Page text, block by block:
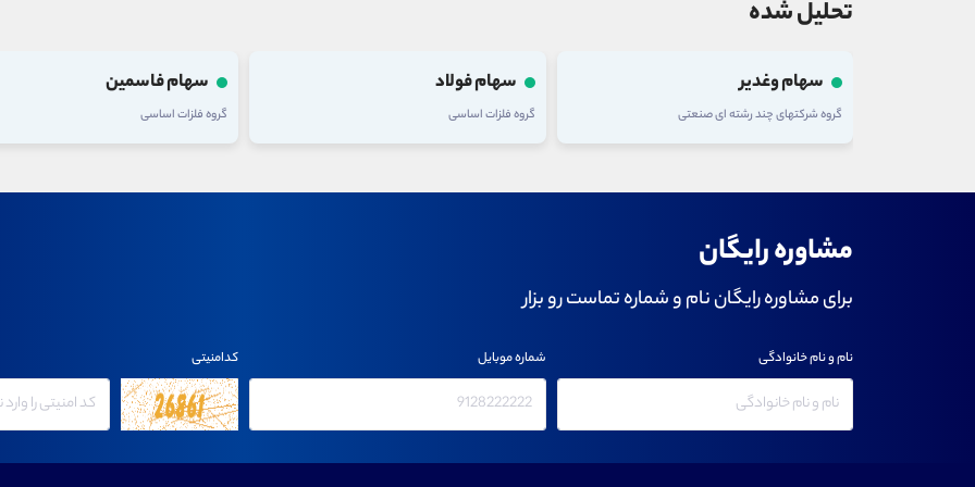
تحلیل شده
سهام وغدیر
گروه شرکتهای چند رشته ای صنعتی
سهام فولاد
گروه فلزات اساسی
سهام فاسمین
گروه فلزات اساسی
مشاوره رایگان
برای مشاوره رایگان نام و شماره تماست رو بزار
نام و نام خانوادگی شماره موبایل کدامنیتی